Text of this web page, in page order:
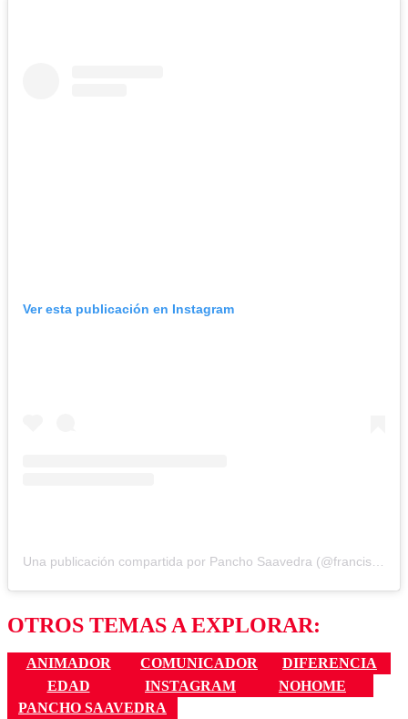
Ver esta publicación en Instagram
OTROS TEMAS A EXPLORAR:
ANIMADOR COMUNICADOR
DIFERENCIA
EDAD
INSTAGRAM
NOHOME
PANCHO SAAVEDRA